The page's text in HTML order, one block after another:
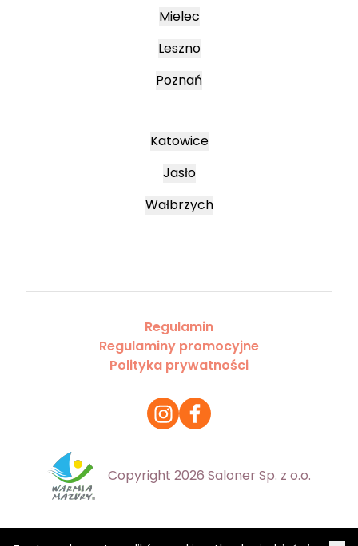
Mielec
Leszno
Poznań
Katowice
Jasło
Wałbrzych
Regulamin
Regulaminy promocyjne
Polityka prywatności
Copyright 2026 Saloner Sp. z o.o.